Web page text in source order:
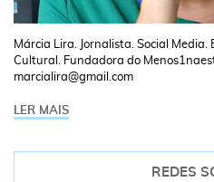
Márcia Lira. Jornalista. Social Media.
Cultural. Fundadora do
marcialira@gmail.com
LER MAIS
REDES